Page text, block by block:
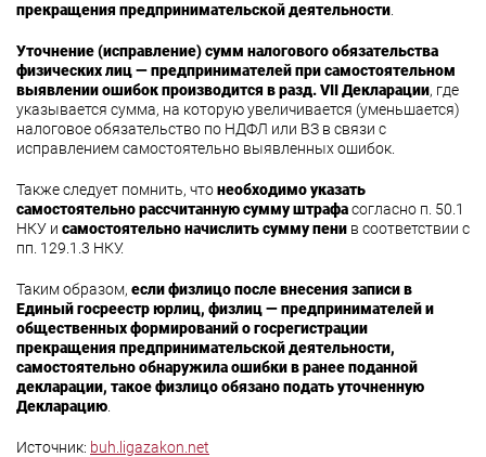
прекращения предпринимательской деятельности
Уточнение (исправление) сумм налогового обязательства
физических лиц — предпринимателей при самостоятельном
выявлении ошибок производится в разд. VII Декларации, где
указывается сумма, на которую увеличивается (уменьшается)
налоговое обязательство по НДФЛ или ВЗ в связи с
исправлением самостоятельно выявленных ошибок.
Также следует помнить, чтонеобходимо указать
самостоятельно рассчитанную сумму штрафасогласно п. 50.1
НКУ и самостоятельно начислить сумму пени в соответствии с
пп. 129.1.3 НКУ.
Таким образом, если физлицо после внесения записи в
Единый госреестр юрлиц, физлиц — предпринимателей и
общественных формирований о госрегистрации
прекращения предпринимательской деятельности,
самостоятельно обнаружила ошибки в ранее поданной
декларации, такоефизлицо обязано подать уточненную
Декларацию
Источник: buh.ligazakon.net